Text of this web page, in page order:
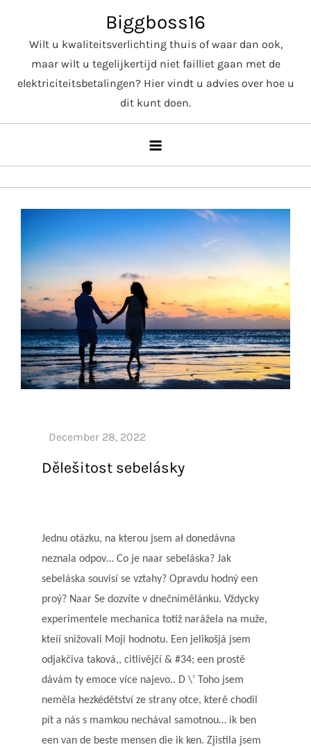
content
Biggboss16
Wilt u kwaliteitsverlichting thuis of waar dan ook,
maar wilt u tegelijkertijd niet failliet gaan met de
elektriciteitsbetalingen? Hier vindt u advies over hoe u
dit kunt doen.
Dělešitost sebelásky
Jednu otázku, na kterou jsem ał donedávna
neznala odpov… Co je naar sebeláska? Jak
sebeláska souvisí se vztahy? Opravdu hodný een
proý? Naar Se dozvíte v dnečnímělánku. Vždycky
experimentele mechanica totiž narážela na muže,
kteíí snižovali Moji hodnotu. Een jelikošjá jsem
odjakčiva taková,, citlivějčí & #34; een prostě
dávám ty emoce více najevo.. D \’ Toho jsem
neměla hezkédětství ze strany otce, kterě chodil
pít a nás s mamkou nechával samotnou… ik ben
een van de beste mensen die ik ken. Zjistila jsem